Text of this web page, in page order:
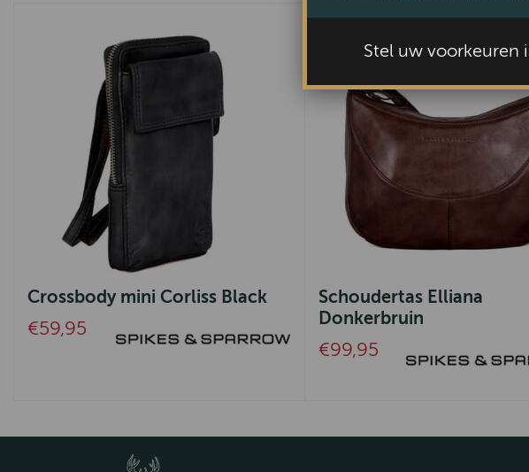
Crossbody mini Corliss Black
€59,95
Schoudertas Elliana
Donkerbruin
€99,95
Stel uw voorkeuren